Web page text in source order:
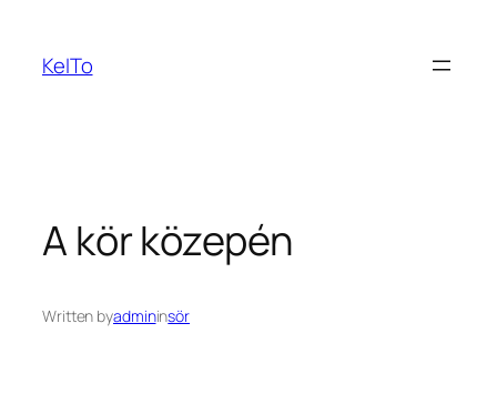
tartalomhoz
KeITo
A kör közepén
Written byadmininsör